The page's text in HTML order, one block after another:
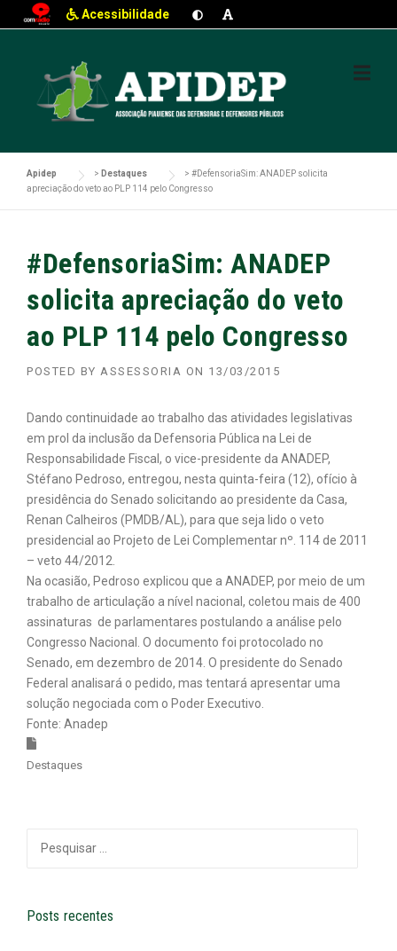
Acessibilidade
Apidep > Destaques > #DefensoriaSim: ANADEP solicita
apreciação do veto ao PLP 114 pelo Congresso
#DefensoriaSim: ANADEP
solicita apreciação do veto
ao PLP 114 pelo Congresso
POSTED BY ASSESSORIA ON 13/03/2015
Dando continuidade ao trabalho das atividades legislativas
em prol da inclusão da Defensoria Pública na Lei de
Responsabilidade Fiscal, o vice-presidente da ANADEP,
Stéfano Pedroso, entregou, nesta quinta-feira (12), ofício à
presidência do Senado solicitando ao presidente da Casa,
Renan Calheiros (PMDB/AL), para que seja lido o veto
presidencial ao Projeto de Lei Complementar nº. 114 de 2011
– veto 44/2012.
Na ocasião, Pedroso explicou que a ANADEP, por meio de um
trabalho de articulação a nível nacional, coletou mais de 400
assinaturas de parlamentares postulando a análise pelo
Congresso Nacional. O documento foi protocolado no
Senado, em dezembro de 2014. O presidente do Senado
Federal analisará o pedido, mas tentará apresentar uma
solução negociada com o Poder Executivo.
Fonte: Anadep
Destaques
por:
Posts recentes